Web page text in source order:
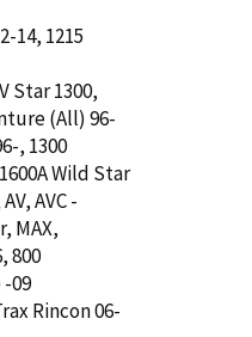
14, 1215
Star 1300,
(All) 96-
, 1300
Wild Star
AVC -
MAX,
800
09
Rincon 06-